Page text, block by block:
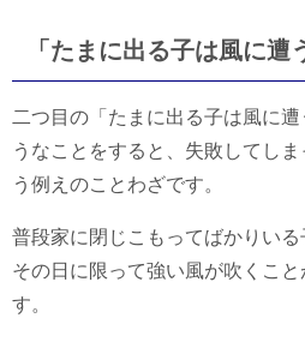
「たまに出る子は風に遭
二つ目の「たまに出る子は風に
うなことをすると、失敗してし
う例えのことわざです。
普段家に閉じこもってばかりい
その日に限って強い風が吹くこ
す。